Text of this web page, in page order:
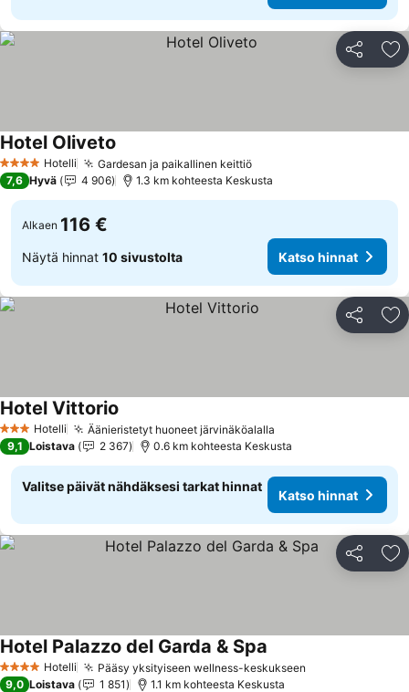
Jaa
4 Tähtiluokitus
Hotelli Gardesan ja paikallinen keittiöKatso hinnat
Hotel Oliveto
7,6 Hyvä 4 906 1.3 km kohteesta Keskusta
Alkaen 116 €
Näytä hinnat 10 sivustolta Katso hinnat
Jaa
3 Tähtiluokitus
Hotelli Äänieristetyt huoneet järvinäköalalla
Hotel Vittorio
9,1 Loistava 2 367 0.6 km kohteesta Keskusta
Valitse päivät nähdäksesi tarkat hinnat
Katso hinnat
Jaa
4 Tähtiluokitus
Hotelli Pääsy yksityiseen wellness-keskukseen
Hotel Palazzo del Garda & Spa
9,0 Loistava 1 851 1.1 km kohteesta Keskusta